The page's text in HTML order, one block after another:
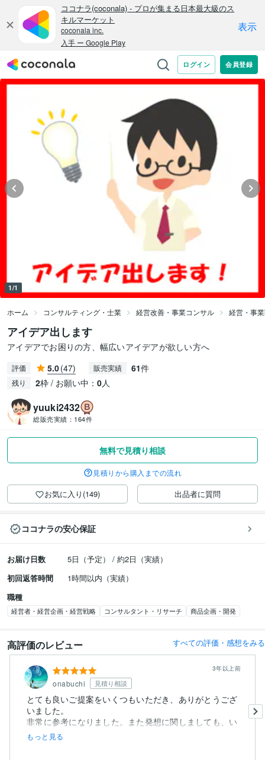
1/1
ホーム コンサルティング・士業 経営改善・事業コンサル 経営・事
アイデア出します
アイデアでお困りの方、幅広いアイデアが欲しい方へ
評価 5.0(47) 販売実績 61件
残り 2枠 / お願い中： 0人
yuuki2432
総販売実績： 164件
無料で見積り相談
見積りから購入までの流れ
お気に入り(149) 出品者に質問
ココナラの安心保証
お届け日数
5日（予定） / 約2日（実績）
初回返答時間
1時間以内（実績）
職種
経営者・経営企画・経営戦略 コンサルタント・リサーチ 商品企画・開発
高評価のレビュー すべての評価・感想をみる
onabuchi 見積り相談
3年以上前
とても良いご提案をいくつもいただき、ありがとうござ
いました。
非常に参考になりました。また発想に関しましても、い
つもトレ...
もっと見る